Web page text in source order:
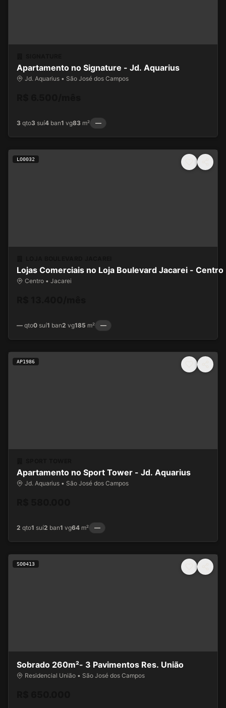
Apartamento no Signature - Jd. Aquarius
Jd. Aquarius • São José dos Campos
3 qto3 suí4 ban1 vg83 m² —
LO0032
Lojas Comerciais no Loja Boulevard Jacarei - Centro
Centro • Jacarei
— qto0 suí1 ban2 vg185 m² —
AP1986
Apartamento no Sport Tower - Jd. Aquarius
Jd. Aquarius • São José dos Campos
2 qto1 suí2 ban1 vg64 m² —
SO0413
Sobrado 260m²- 3 Pavimentos Res. União
Residencial União • São José dos Campos